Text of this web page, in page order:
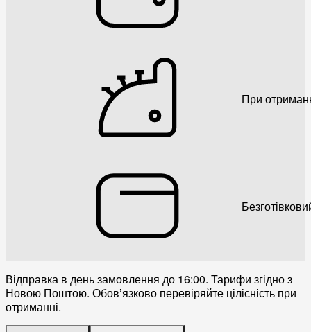
При
Відправка в день замовлення до 16:00. Тарифи згідно з
Новою Поштою. Обовʼязково перевіряйте цілісність при
отриманні.